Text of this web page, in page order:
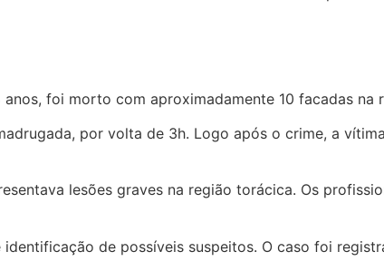
foi morto com aproximadamente 10 facadas na
por volta de 3h. Logo após o crime, a
lesões graves na região torácica. Os
de possíveis suspeitos. O caso foi